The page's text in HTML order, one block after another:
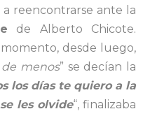
a reencontrarse ante la
de Alberto Chicote.
momento, desde luego,
menos” se decían la
los días te quiero a la
les olvide“, finalizaba